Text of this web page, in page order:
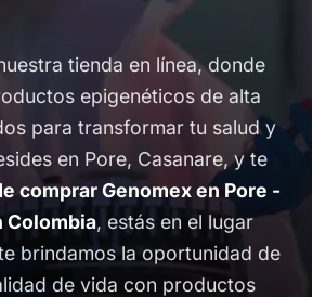
tienda en línea, donde
epigenéticos de alta
para transformar tu salud y
en Pore, Casanare, y te
comprar Genomex en Pore -
Colombia, estás en el lugar
brindamos la oportunidad de
de vida con productos